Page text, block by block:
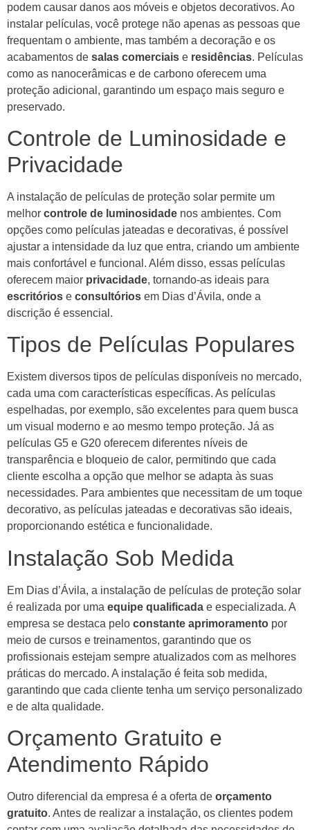
podem causar danos aos móveis e objetos decorativos. Ao
instalar películas, você protege não apenas as pessoas que
frequentam o ambiente, mas também a decoração e os
acabamentos de salas comerciais e residências. Películas
como as nanocerâmicas e de carbono oferecem uma
proteção adicional, garantindo um espaço mais seguro e
preservado.
Controle de Luminosidade e
Privacidade
A instalação de películas de proteção solar permite um
melhor controle de luminosidade nos ambientes. Com
opções como películas jateadas e decorativas, é possível
ajustar a intensidade da luz que entra, criando um ambiente
mais confortável e funcional. Além disso, essas películas
oferecem maior privacidade, tornando-as ideais para
escritórios e consultórios em Dias d’Ávila, onde a
discrição é essencial.
Tipos de Películas Populares
Existem diversos tipos de películas disponíveis no mercado,
cada uma com características específicas. As películas
espelhadas, por exemplo, são excelentes para quem busca
um visual moderno e ao mesmo tempo proteção. Já as
películas G5 e G20 oferecem diferentes níveis de
transparência e bloqueio de calor, permitindo que cada
cliente escolha a opção que melhor se adapta às suas
necessidades. Para ambientes que necessitam de um toque
decorativo, as películas jateadas e decorativas são ideais,
proporcionando estética e funcionalidade.
Instalação Sob Medida
Em Dias d’Ávila, a instalação de películas de proteção solar
é realizada por uma equipe qualificada e especializada. A
empresa se destaca pelo constante aprimoramento por
meio de cursos e treinamentos, garantindo que os
profissionais estejam sempre atualizados com as melhores
práticas do mercado. A instalação é feita sob medida,
garantindo que cada cliente tenha um serviço personalizado
e de alta qualidade.
Orçamento Gratuito e
Atendimento Rápido
Outro diferencial da empresa é a oferta de orçamento
gratuito. Antes de realizar a instalação, os clientes podem